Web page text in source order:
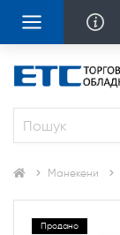
Манекени
Продано